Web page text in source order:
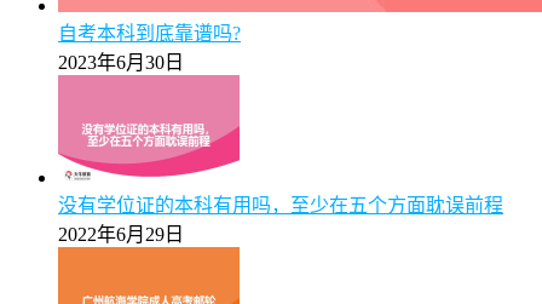
自考本科到底靠谱吗?
2023年6月30日
没有学位证的本科有用吗，至少在五个方面耽误前程
2022年6月29日